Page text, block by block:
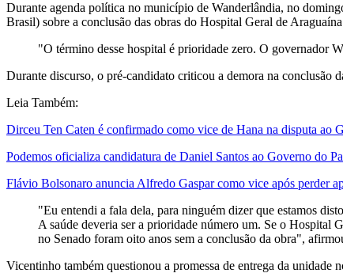
Durante agenda política no município de Wanderlândia, no
Brasil) sobre a conclusão das obras do Hospital Geral de
"O término desse hospital é prioridade zero. O governador
Durante discurso, o pré-candidato criticou a demora na conclusão
Leia Também:
Dirceu Ten Caten é confirmado como vice de Hana na disputa ao
Podemos oficializa candidatura de Daniel Santos ao Governo do
Flávio Bolsonaro anuncia Alfredo Gaspar como vice após perder
"Eu entendi a fala dela, para ninguém dizer que estamos
A saúde deveria ser a prioridade número um. Se o Hospital
no Senado foram oito anos sem a conclusão da obra",
Vicentinho também questionou a promessa de entrega da unidade